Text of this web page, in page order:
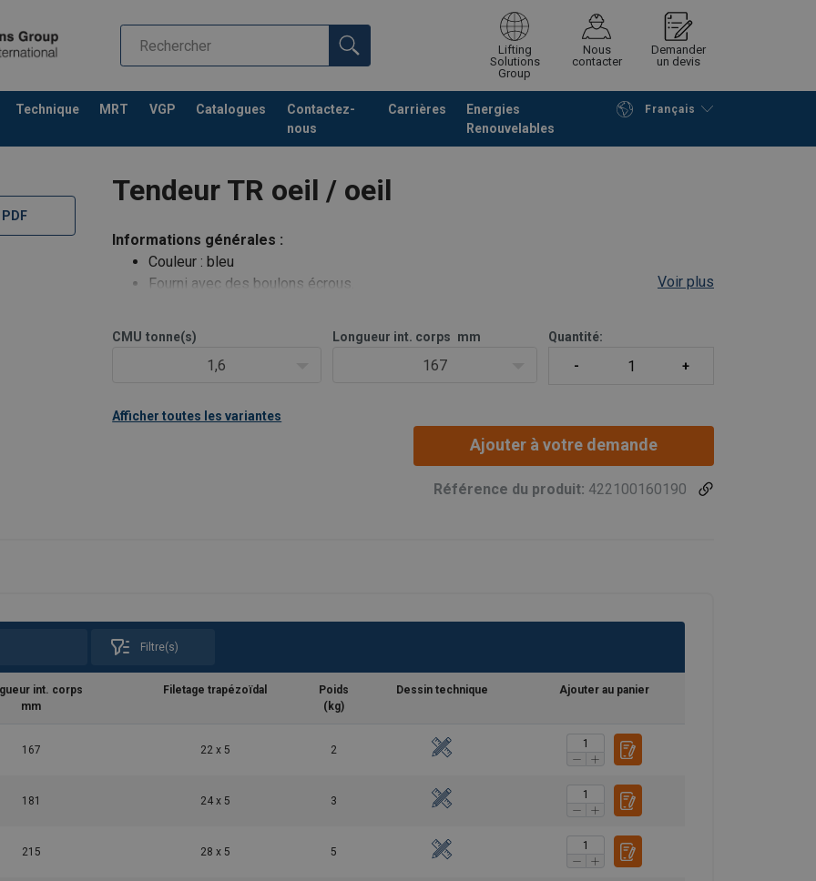
Lifting
Solutions
Group
Nous
contacter
Demander
un devis
Technique MRT VGP Catalogues
Contactez-
nous
Carrières
Energies
Renouvelables
Français
Poursuivre Envoyer demande
Tendeur TR oeil / oeil
Informations générales :
Couleur : bleu
Fourni avec des boulons écrous.
Avec filetage trapézoïdal.
Charge de rupture = 5 x CMU.
Autres couleurs ou galvanisé
Autres terminaisons (veuillez nous contacter).
Voir plus
CMU tonne(s)
1,6
Longueur int. corps mm
167
Quantité:
Afficher toutes les variantes
Ajouter à votre demande
Référence du produit: 422100160190
Filtre(s)
int. corps
mm
Filetage trapézoïdal
Poids
(kg)
Dessin technique Ajouter au panier
167 22 x 5 2
181 24 x 5 3
215 28 x 5 5